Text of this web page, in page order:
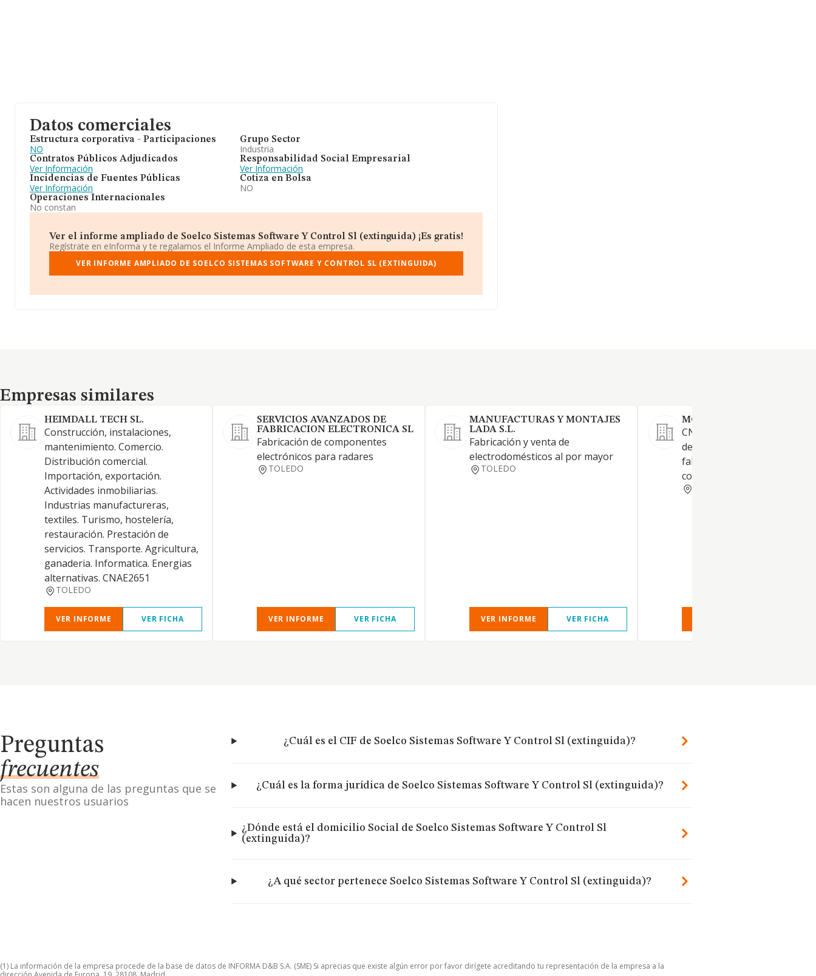
Datos comerciales
Estructura corporativa - Participaciones
NO
Contratos Públicos Adjudicados
Ver Información
Incidencias de Fuentes Públicas
Ver Información
Operaciones Internacionales
No constan
Grupo Sector
Industria
Responsabilidad Social Empresarial
Ver Información
Cotiza en Bolsa
NO
Ver el informe ampliado de Soelco Sistemas Software Y Control Sl (extinguida) ¡Es gratis!
Regístrate en eInforma y te regalamos el Informe Ampliado de esta empresa.
VER INFORME AMPLIADO DE SOELCO SISTEMAS SOFTWARE Y CONTROL SL (EXTINGUIDA)
Empresas similares
Empresas similares
HEIMDALL TECH SL.
Construcción, instalaciones,
mantenimiento. Comercio.
Distribución comercial.
Importación, exportación.
Actividades inmobiliarias.
Industrias manufactureras,
textiles. Turismo, hostelería,
restauración. Prestación de
servicios. Transporte. Agricultura,
ganaderia. Informatica. Energias
alternativas. CNAE2651
TOLEDO
VER INFORME VER FICHA
SERVICIOS AVANZADOS DE
FABRICACION ELECTRONICA SL
Fabricación de componentes
electrónicos para radares
TOLEDO
VER INFORME VER FICHA
MANUFACTURAS Y MONTAJES
LADA S.L.
Fabricación y venta de
electrodomésticos al por mayor
TOLEDO
VER INFORME VER FICHA
MCFLY TECHNOLOGIES SL.
CNAE 2611. Prestación de
de diseño, industrialización y
fabricación de prototipos y
cortas de equipos
Preguntas
frecuentes
Estas son alguna de las preguntas que se
hacen nuestros usuarios
¿Cuál es el CIF de Soelco Sistemas Software Y Control Sl (extinguida)?
¿Cuál es la forma jurídica de Soelco Sistemas Software Y Control Sl (extinguida)?
¿Dónde está el domicilio Social de Soelco Sistemas Software Y Control Sl
(extinguida)?
¿A qué sector pertenece Soelco Sistemas Software Y Control Sl (extinguida)?
(1) La información de la empresa procede de la base de datos de INFORMA D&B S.A. (SME) Si aprecias que existe algún error por favor dirígete acreditando tu representación de la empresa a la